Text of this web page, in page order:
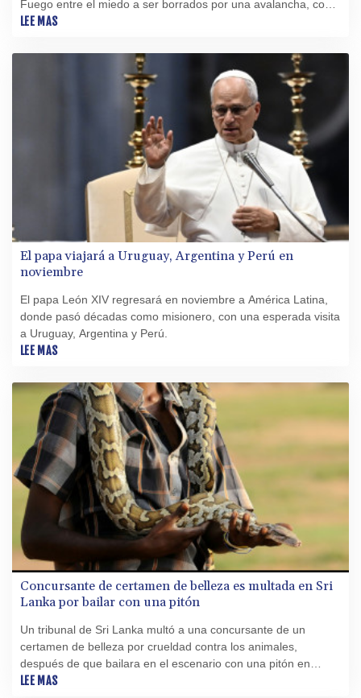
Fuego entre el miedo a ser borrados por una avalancha, como
sucedió con cientos de paisanos años atrás, y a que los
LEE MAS
El papa viajará a Uruguay, Argentina y Perú en
noviembre
El papa León XIV regresará en noviembre a América Latina,
donde pasó décadas como misionero, con una esperada visita
a Uruguay, Argentina y Perú.
LEE MAS
Concursante de certamen de belleza es multada en Sri
Lanka por bailar con una pitón
Un tribunal de Sri Lanka multó a una concursante de un
certamen de belleza por crueldad contra los animales,
después de que bailara en el escenario con una pitón en
peligro de extinción, informó un funcionario el miércoles.
LEE MAS